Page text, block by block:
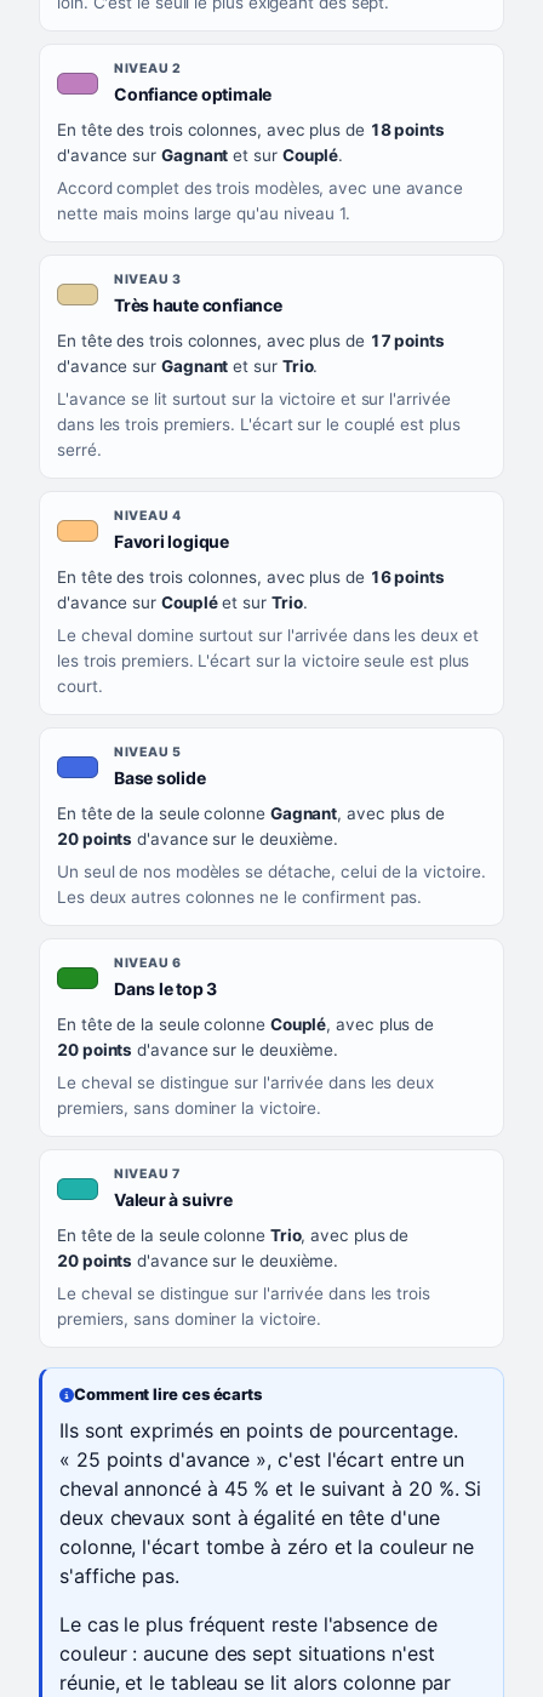
NIVEAU 2
Confiance optimale, couleur mauve
En tête des trois colonnes, avec plus de 18 points
d'avance sur Gagnant et sur Couplé.
Accord complet des trois modèles, avec une avance
nette mais moins large qu'au niveau 1.
NIVEAU 3
Très haute confiance, couleur beige
En tête des trois colonnes, avec plus de 17 points
d'avance sur Gagnant et sur Trio.
L'avance se lit surtout sur la victoire et sur l'arrivée
dans les trois premiers. L'écart sur le couplé est plus
serré.
NIVEAU 4
Favori logique, couleur orange clair
En tête des trois colonnes, avec plus de 16 points
d'avance sur Coupléet sur Trio.
Le cheval domine surtout sur l'arrivée dans les deux et
les trois premiers. L'écart sur la victoire seule est plus
court.
NIVEAU 5
Base solide, couleur bleu roi
En tête de la seule colonne Gagnant, avec plus de
20 points d'avance sur le deuxième.
Un seul de nos modèles se détache, celui de la victoire.
Les deux autres colonnes ne le confirment pas.
NIVEAU 6
Dans le top 3, couleur verte
En tête de la seule colonne Couplé, avec plus de
20 points d'avance sur le deuxième.
Le cheval se distingue sur l'arrivée dans les deux
premiers, sans dominer la victoire.
NIVEAU 7
Valeur à suivre, couleur turquoise
En tête de la seule colonne Trio, avec plus de
20 points d'avance sur le deuxième.
Le cheval se distingue sur l'arrivée dans les trois
premiers, sans dominer la victoire.
Comment lire ces écarts
Ils sont exprimés en points de pourcentage.
« 25 points d'avance », c'est l'écart entre un
cheval annoncé à 45 % et le suivant à 20 %. Si
deux chevaux sont à égalité en tête d'une
colonne, l'écart tombe à zéro et la couleur ne
s'affiche pas.
Le cas le plus fréquent reste l'absence de
couleur : aucune des sept situations n'est
réunie, et le tableau se lit alors colonne par